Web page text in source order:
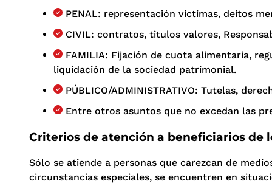
PENAL: representación victimas, deitos
CIVIL: contratos, titulos valores,
FAMILIA: Fijación de cuota alimentaria,
liquidación de la sociedad patrimonial.
PÚBLICO/ADMINISTRATIVO: Tutelas,
Entre otros asuntos que no excedan las
Criterios de atención a beneficiarios de
Sólo se atiende a personas que carezcan de
circunstancias especiales, se encuentren en